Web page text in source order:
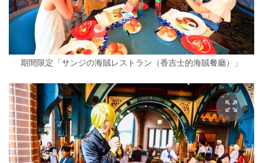
期間限定「サンジの海賊レストラン（香吉士的海賊餐廳）」